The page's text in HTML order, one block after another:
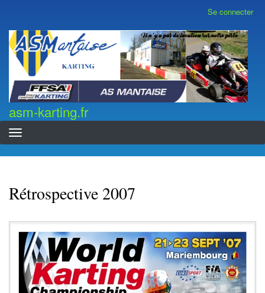
contenu
principal
compte
de
l'utilisateur
Se connecter
asm-karting.fr
asm-karting.fr
Rétrospective 2007